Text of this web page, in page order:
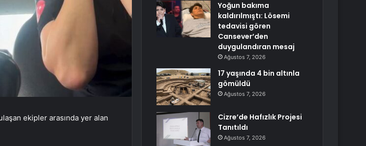
ekipler arasında yer alan
Yoğun bakıma
kaldırılmıştı: Lösemi
tedavisi gören
Cansever’den
duygulandıran mesaj
Ağustos 7, 2026
17 yaşında 4 bin altınla
gömüldü
Ağustos 7, 2026
Cizre’de Hafızlık Projesi
Tanıtıldı
Ağustos 7, 2026